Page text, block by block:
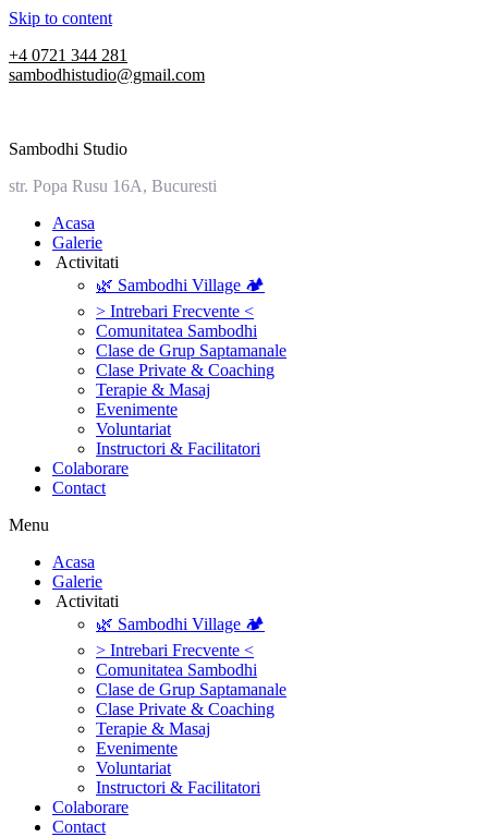
Skip to content
+4 0721 344 281
sambodhistudio@gmail.com
Sambodhi Studio
str. Popa Rusu 16A, Bucuresti
‎Acasa
Galerie
‎ ‎Activitati‎
🌿 Sambodhi Village 🏕️
> Intrebari Frecvente <
Comunitatea Sambodhi
Clase de Grup Saptamanale
Clase Private & Coaching
Terapie & Masaj
‎Evenimente
Voluntariat
‏‏‎Instructori & Facilitatori
Colaborare
Contact
Menu
‎Acasa
Galerie
‎ ‎Activitati‎
🌿 Sambodhi Village 🏕️
> Intrebari Frecvente <
Comunitatea Sambodhi
Clase de Grup Saptamanale
Clase Private & Coaching
Terapie & Masaj
‎Evenimente
Voluntariat
‏‏‎Instructori & Facilitatori
Colaborare
Contact